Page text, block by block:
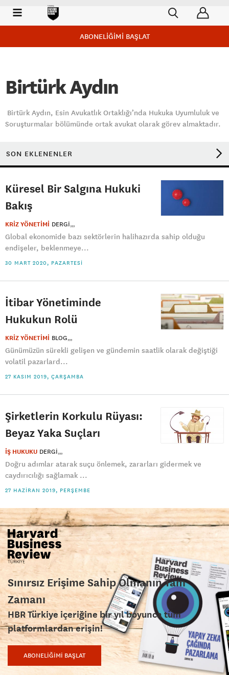
ABONELİĞİMİ BAŞLAT
Birtürk Aydın
Birtürk Aydın, Esin Avukatlık Ortaklığı’nda Hukuka Uyumluluk ve
Soruşturmalar bölümünde ortak avukat olarak görev almaktadır.
SON EKLENENLER
Küresel Bir Salgına Hukuki
Bakış
KRİZ YÖNETİMİ DERGI
Global ekonomide bazı sektörlerin halihazırda sahip olduğu
endişeler, beklenmeye...
30 MART 2020, PAZARTESI
İtibar Yönetiminde
Hukukun Rolü
KRİZ YÖNETİMİ BLOG
Günümüzün sürekli gelişen ve gündemin saatlik olarak değiştiği
volatil pazarlard...
27 KASIM 2019, ÇARŞAMBA
Şirketlerin Korkulu Rüyası:
Beyaz Yaka Suçları
İŞ HUKUKU DERGI
Doğru adımlar atarak suçu önlemek, zararları gidermek ve
caydırıcılığı sağlamak ...
27 HAZIRAN 2019, PERŞEMBE
Sınırsız Erişime Sahip Olmanın Tam
Zamanı
HBR Türkiye içeriğine bir yıl boyunca tüm
platformlardan erişin!
ABONELİĞİMİ BAŞLAT